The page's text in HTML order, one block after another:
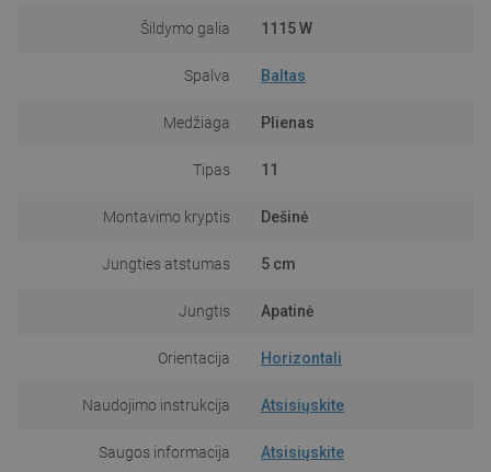
Šildymo galia 1115 W
Spalva Baltas
Medžiaga Plienas
Tipas 11
Montavimo kryptis Dešinė
Jungties atstumas 5 cm
Jungtis Apatinė
Orientacija Horizontali
Naudojimo instrukcija Atsisiųskite
Saugos informacija Atsisiųskite